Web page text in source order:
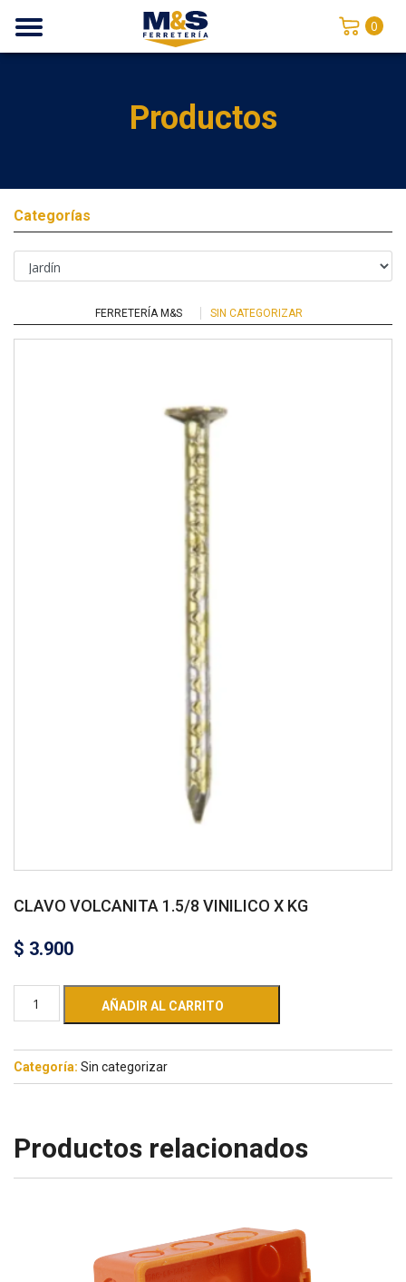
0
Productos
Categorías
FERRETERÍA M&S SIN CATEGORIZAR
CLAVO VOLCANITA 1.5/8 VINILICO X KG
$ 3.900
AÑADIR AL CARRITO
Categoría: Sin categorizar
Productos relacionados